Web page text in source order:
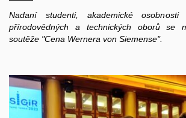
Nadaní studenti, akademické
přírodovědných a technických oborů se
soutěže "Cena Wernera von Siemense".